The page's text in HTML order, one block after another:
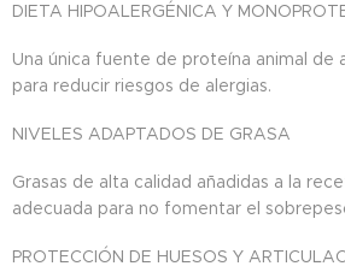
DIETA HIPOALERGÉNICA Y
Una única fuente de proteína animal de
para reducir riesgos de alergias.​
NIVELES ADAPTADOS DE GRASA
Grasas de alta calidad añadidas a la
adecuada para no fomentar el
PROTECCIÓN DE HUESOS Y